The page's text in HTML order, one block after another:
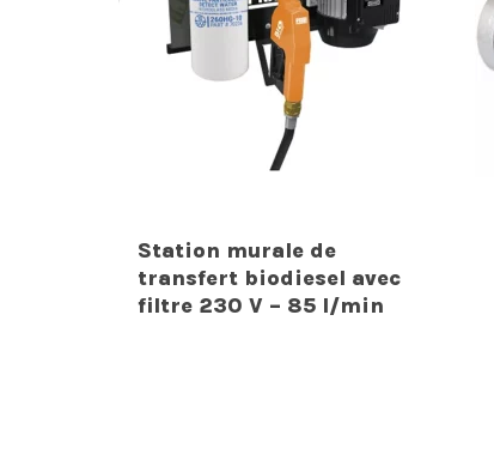
Station murale de
transfert biodiesel avec
filtre 230 V – 85 l/min